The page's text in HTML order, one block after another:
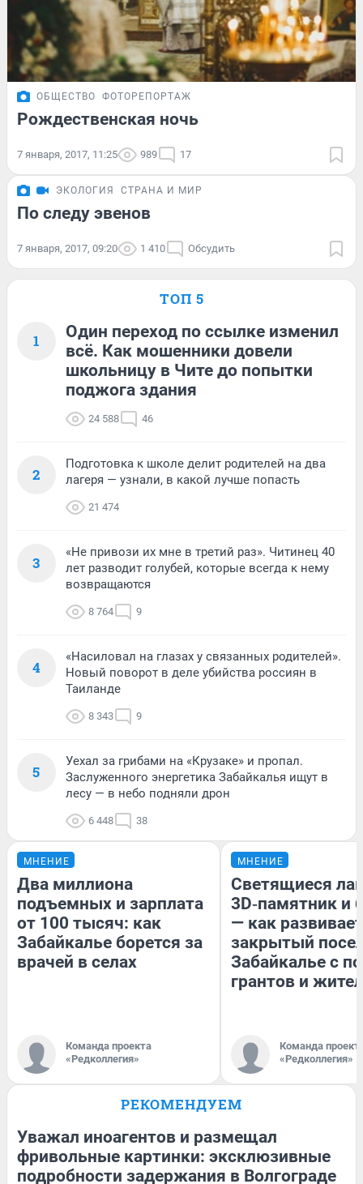
ОБЩЕСТВО ФОТОРЕПОРТАЖ
Рождественская ночь
7 января, 2017, 11:25 989 17
ЭКОЛОГИЯ СТРАНА И МИР
По следу эвенов
7 января, 2017, 09:20 1 410 Обсудить
ТОП 5
1
Один переход по ссылке изменил
всё. Как мошенники довели
школьницу в Чите до попытки
поджога здания
24 588 46
2
Подготовка к школе делит родителей на два
лагеря — узнали, в какой лучше попасть
21 474
3
«Не привози их мне в третий раз». Читинец 40
лет разводит голубей, которые всегда к нему
возвращаются
8 764 9
4
«Насиловал на глазах у связанных родителей».
Новый поворот в деле убийства россиян в
Таиланде
8 343 9
5
Уехал за грибами на «Крузаке» и пропал.
Заслуженного энергетика Забайкалья ищут в
лесу — в небо подняли дрон
6 448 38
МНЕНИЕ
Два миллиона
подъемных и зарплата
от 100 тысяч: как
Забайкалье борется за
врачей в селах
Команда проекта
«Редколлегия»
МНЕНИЕ
Светящиеся
3D‑памятник и
— как
закрытый
Забайкалье с
грантов и
Команда
«Редколлегия»
РЕКОМЕНДУЕМ
Уважал иноагентов и размещал
фривольные картинки: эксклюзивные
подробности задержания в Волгограде